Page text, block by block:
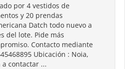
por 4 vestidos de
y 20 prendas
Datch todo nuevo a
del lote. Pide más
Contacto mediante
Ubicación : Noia,
a contactar ...